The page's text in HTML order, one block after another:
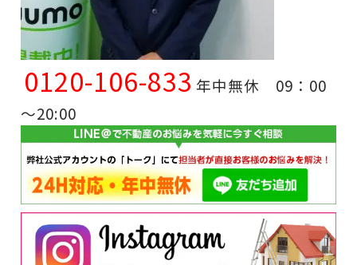
0120-106-833 年中無休 09：00
～20:00